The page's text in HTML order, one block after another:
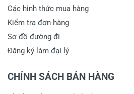
Các hình thức mua hàng
Kiểm tra đơn hàng
Sơ đồ đường đi
Đăng ký làm đại lý
CHÍNH SÁCH BÁN HÀNG